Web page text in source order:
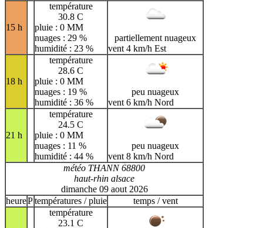
15 h
température
30.8 C
pluie : 0 MM
nuages : 29 %
humidité : 23 %
partiellement nuageux
vent 4 km/h Est
18 h
température
28.6 C
pluie : 0 MM
nuages : 19 %
humidité : 36 %
peu nuageux
vent 6 km/h Nord
21 h
température
24.5 C
pluie : 0 MM
nuages : 11 %
humidité : 44 %
peu nuageux
vent 8 km/h Nord
météo THANN 68800
haut-rhin alsace
dimanche 09 aout 2026
heurePtempératures / pluie temps / vent
température
23.1 C